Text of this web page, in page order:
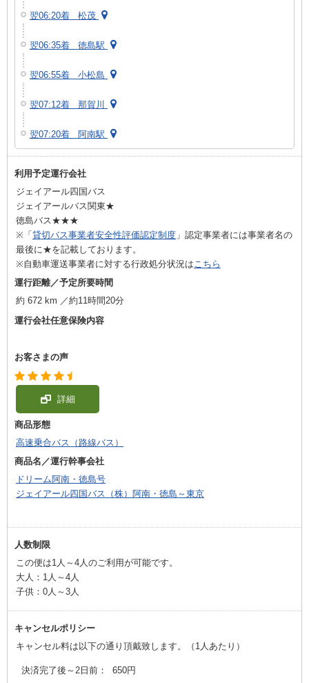
翌06:20着 松茂
翌06:35着 徳島駅
翌06:55着 小松島
翌07:12着 那賀川
翌07:20着 阿南駅
利用予定運行会社
ジェイアール四国バス
ジェイアールバス関東★
徳島バス★★★
※「 貸切バス事業者安全性評価認定制度 」認定事業者には事業者名の
最後に★を記載しております。
※自動車運送事業者に対する行政処分状況はこちら
運行距離／予定所要時間
約 672 km ／約11時間20分
運行会社任意保険内容
お客さまの声
詳細
商品形態
高速乗合バス（路線バス）
商品名／運行幹事会社
ドリーム阿南・徳島号
ジェイアール四国バス（株）阿南・徳島～東京
人数制限
この便は1人～4人のご利用が可能です。
大人：1人～4人
子供：0人～3人
キャンセルポリシー
キャンセル料は以下の通り頂戴致します。（1人あたり）
決済完了後～2日前 ： 650円